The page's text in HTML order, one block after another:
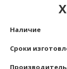
Наличие
Сроки
Производитель